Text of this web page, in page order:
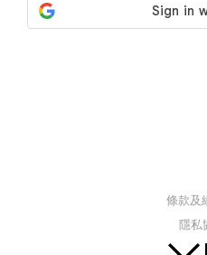
條款及
隱私